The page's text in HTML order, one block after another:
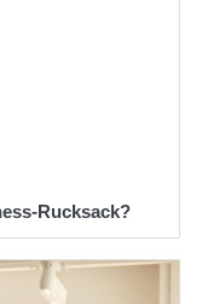
Rucksack?